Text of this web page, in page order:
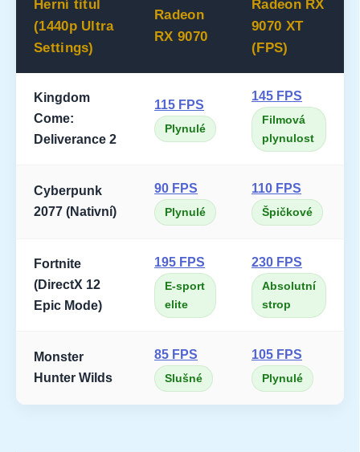
Herní titul
(1440p Ultra
Settings)
Radeon
RX 9070
Radeon RX
9070 XT
(FPS)
Kingdom
Come:
Deliverance 2
115 FPS
Plynulé
145 FPS
Filmová
plynulost
Cyberpunk
2077 (Nativní)
90 FPS
Plynulé
110 FPS
Špičkové
Fortnite
(DirectX 12
Epic Mode)
195 FPS
E-sport
elite
230 FPS
Absolutní
strop
Monster
Hunter Wilds
85 FPS
Slušné
105 FPS
Plynulé